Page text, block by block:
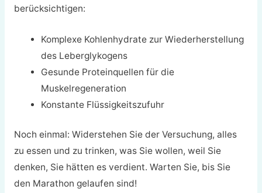
berücksichtigen:
Komplexe Kohlenhydrate zur Wiederherstellung
des Leberglykogens
Gesunde Proteinquellen für die
Muskelregeneration
Konstante Flüssigkeitszufuhr
Noch einmal: Widerstehen Sie der Versuchung, alles
zu essen und zu trinken, was Sie wollen, weil Sie
denken, Sie hätten es verdient. Warten Sie, bis Sie
den Marathon gelaufen sind!